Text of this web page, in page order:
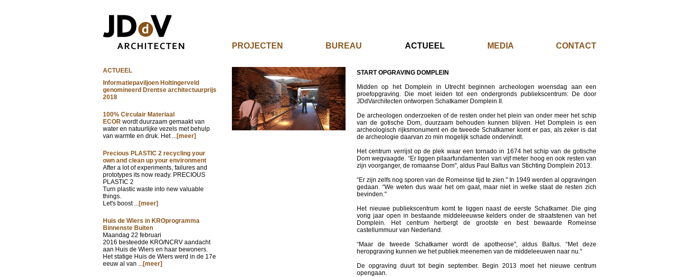
PROJECTEN BUREAU ACTUEEL MEDIA CONTACT
ACTUEEL
Informatiepaviljoen Holtingerveld
genomineerd Drentse architectuurprijs
2018
100% Circulair Materiaal
ECOR wordt duurzaam gemaakt van
water en natuurlijke vezels met behulp
van warmte en druk. Het ...[meer]
Precious PLASTIC 2 recycling your
own and clean up your environment
After a lot of experiments, failures and
prototypes its now ready. PRECIOUS
PLASTIC 2
Turn plastic waste into new valuable
things.
Let's boost ...[meer]
Huis de Wiers in KROprogramma
Binnenste Buiten
Maandag 22 februari
2016 besteedde KRO/NCRV aandacht
aan Huis de Wiers en haar bewoners.
Het statige Huis de Wiers werd in de 17e
eeuw al van ...[meer]
START OPGRAVING DOMPLEIN
Midden op het Domplein in Utrecht beginnen archeologen woensdag aan een
proefopgraving. Die moet leiden tot een ondergronds publiekscentrum: De door
JDdVarchitecten ontworpen Schatkamer Domplein II.
De archeologen onderzoeken of de resten onder het plein van onder meer het schip
van de gotische Dom, duurzaam behouden kunnen blijven. Het Domplein is een
archeologisch rijksmonument en de tweede Schatkamer komt er pas, als zeker is dat
de archeologie daarvan zo min mogelijk schade ondervindt.
Het centrum verrijst op de plek waar een tornado in 1674 het schip van de gotische
Dom wegvaagde. “Er liggen pilaarfundamenten van vijf meter hoog en ook resten van
zijn voorganger, de romaanse Dom", aldus Paul Baltus van Stichting Domplein 2013.
“Er zijn zelfs nog sporen van de Romeinse tijd te zien." In 1949 werden al opgravingen
gedaan. “We weten dus waar het om gaat, maar niet in welke staat de resten zich
bevinden."
Het nieuwe publiekscentrum komt te liggen naast de eerste Schatkamer. Die ging
vorig jaar open in bestaande middeleeuwse kelders onder de straatstenen van het
Domplein. Het centrum herbergt de grootste en best bewaarde Romeinse
castellummuur van Nederland.
“Maar de tweede Schatkamer wordt de apotheose", aldus Baltus. “Met deze
heropgraving kunnen we het publiek meenemen van de middeleeuwen naar nu."
De opgraving duurt tot begin september. Begin 2013 moet het nieuwe centrum
opengaan.